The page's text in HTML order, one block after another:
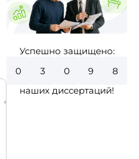
Успешно защищено:
2
5
5
3
0
наших диссертаций!